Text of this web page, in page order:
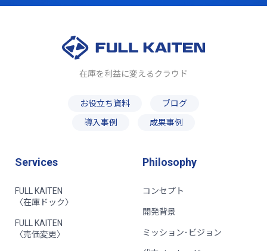
在庫を利益に変えるクラウド
お役立ち資料
ブログ
導入事例
成果事例
Services
FULL KAITEN
〈在庫ドック〉
FULL KAITEN
〈売価変更〉
Philosophy
コンセプト
開発背景
ミッション･ビジョン